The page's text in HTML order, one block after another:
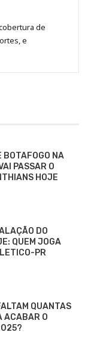
de
e
BOTAFOGO NA
PASSAR O
HOJE
DO
QUEM JOGA
PR
QUANTAS
ACABAR O